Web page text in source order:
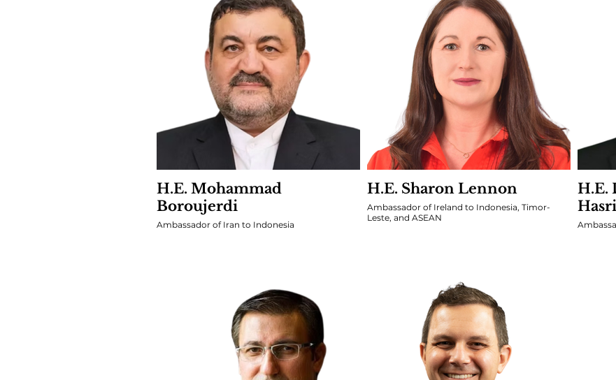
H.E. Mohammad
Boroujerdi
Ambassador of Iran to Indonesia
H.E. Sharon Lennon
Ambassador of Ireland to Indonesia, Timor-
Leste, and ASEAN
H.E.